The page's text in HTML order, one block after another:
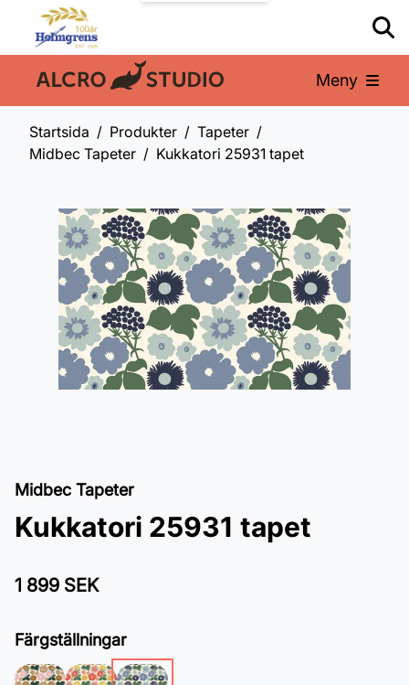
En del av: Meny
Startsida Produkter
Tapeter
Midbec Tapeter
Kukkatori 25931 tapet
Midbec Tapeter
Kukkatori 25931 tapet
1 899 SEK
Färgställningar